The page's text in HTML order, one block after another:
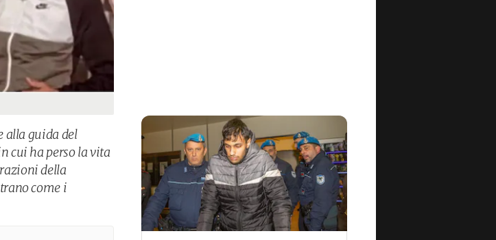
alla guida del
cui ha perso la vita
della
come i